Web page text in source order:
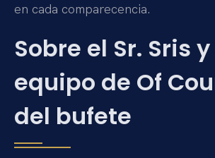
en cada comparecencia.
Sobre el Sr. Sris
equipo de Of
del bufete